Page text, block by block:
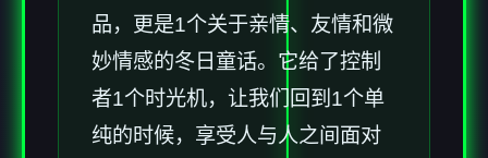
品，更是1个关于亲情、友情和微
妙情感的冬日童话。它给了控制
者1个时光机，让我们回到1个单
纯的时候，享受人与人之间面对